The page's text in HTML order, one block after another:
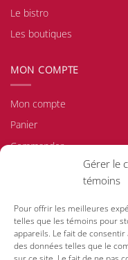
Gérer le
témoins
Pour offrir les meilleures
telles que les témoins pour
appareils. Le fait de
des données telles que le
Le bistro
Les boutiques
MON COMPTE
Mon compte
Panier
Commander
Politique d'achat/de retour
Politique de confidentialité
Politique de témoins